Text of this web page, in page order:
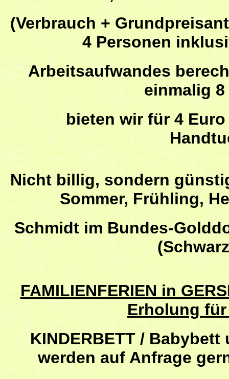
(Verbrauch +
4 Personen
Arbeitsaufwandes
einmalig
bieten wir für 4
Nicht billig, sondern
Sommer, Frühling,
Schmidt im Bundes-
FAMILIENFERIEN in
Erholung
KINDERBETT /
werden auf Anfrage